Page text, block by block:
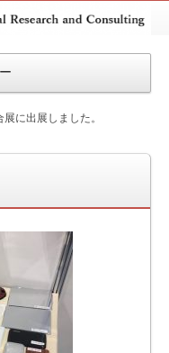
に出展しました。